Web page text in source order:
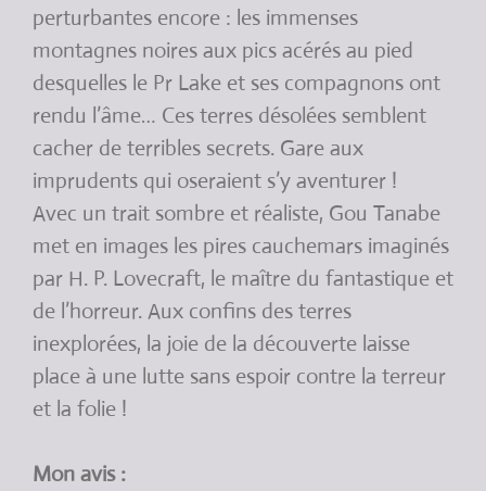
perturbantes encore : les immenses
montagnes noires aux pics acérés au pied
desquelles le Pr Lake et ses compagnons ont
rendu l’âme… Ces terres désolées semblent
cacher de terribles secrets. Gare aux
imprudents qui oseraient s’y aventurer !
Avec un trait sombre et réaliste, Gou Tanabe
met en images les pires cauchemars imaginés
par H. P. Lovecraft, le maître du fantastique et
de l’horreur. Aux confins des terres
inexplorées, la joie de la découverte laisse
place à une lutte sans espoir contre la terreur
et la folie !
Mon avis :